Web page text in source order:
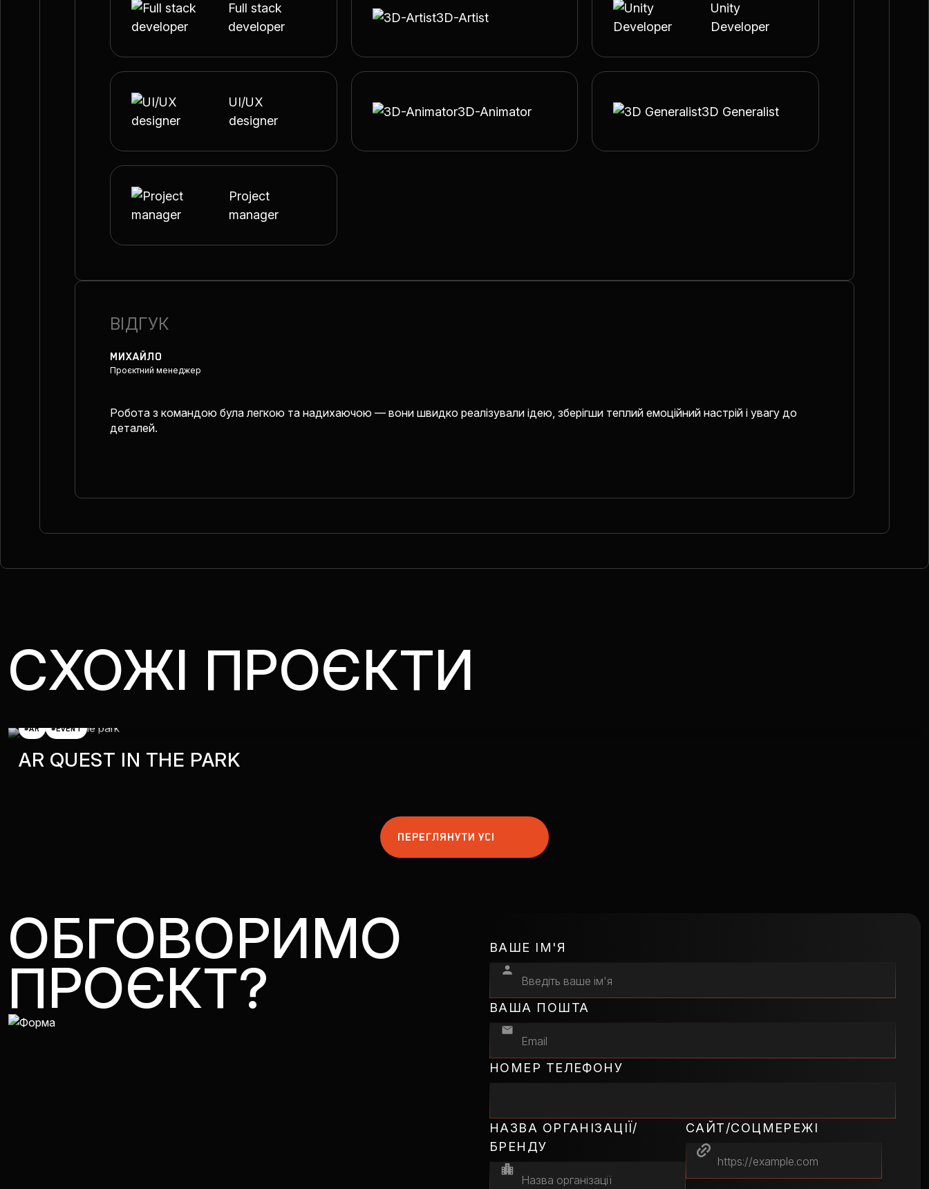
Full stack
developer
3D-Artist
Unity
Developer
UI/UX
designer
3D-Animator 3D Generalist
Project
manager
ВІДГУК
МИХАЙЛО
Проєктний менеджер
Робота з командою була легкою та надихаючою — вони швидко реалізували ідею, зберігши теплий емоційний настрій і увагу до
деталей.
СХОЖІ ПРОЄКТИ
#AR #EVENT
AR QUEST IN THE PARK
ПЕРЕГЛЯНУТИ УСІ
ОБГОВОРИМО
ПРОЄКТ?
ВАШЕ ІМ'Я
ВАША ПОШТА
НОМЕР ТЕЛЕФОНУ
НАЗВА ОРГАНІЗАЦІЇ/
БРЕНДУ
САЙТ/СОЦМЕРЕЖІ